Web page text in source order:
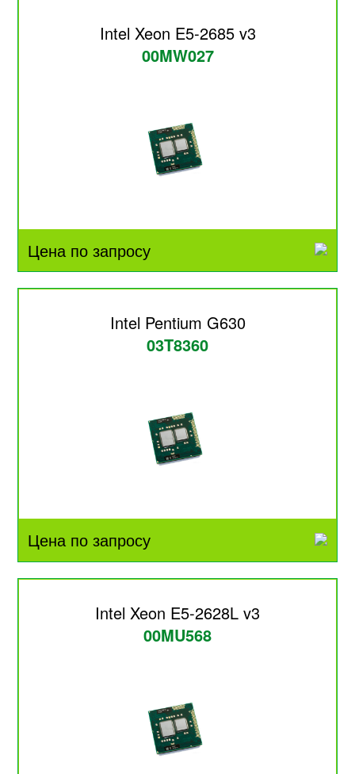
Intel Xeon E5-2685 v3
00MW027
Цена по запросу
Intel Pentium G630
03T8360
Цена по запросу
Intel Xeon E5-2628L v3
00MU568